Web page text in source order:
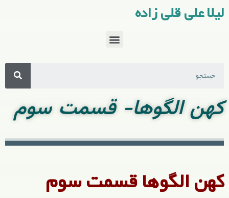
لیلا علی قلی زاده
کهن الگوها- قسمت سوم
کهن الگوها قسمت سوم